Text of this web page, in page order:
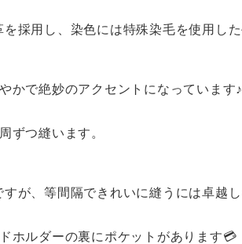
採用し、染色には特殊染毛を使用し
かで絶妙のアクセントになっています♪
ずつ縫います。
が、等間隔できれいに縫うには卓越
ホルダーの裏にポケットがあります💳